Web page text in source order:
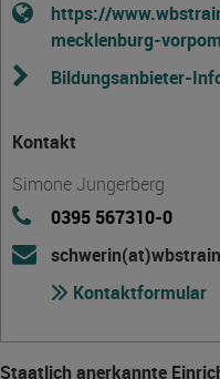
https://
mecklenburg-
Bildungsanbieter-
Kontakt
Simone Jungerberg
0395 567310-0
Kontaktformular
Staatlich anerkannte